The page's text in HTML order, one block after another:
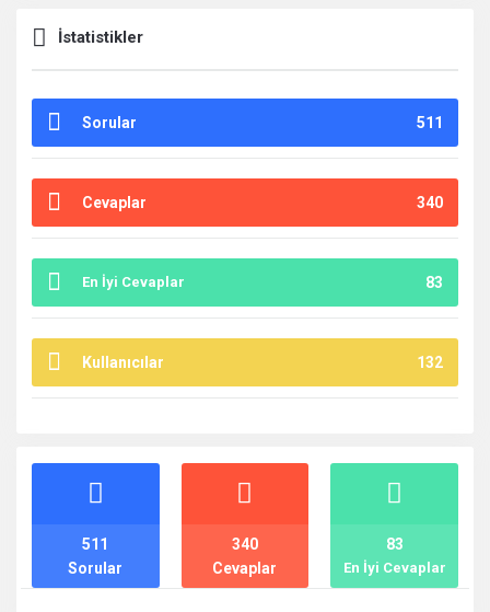
İstatistikler
Sorular 511
Cevaplar 340
En İyi Cevaplar 83
Kullanıcılar 132
İstatistikler
Sorular
511
Cevaplar
340
En İyi Cevaplar
83